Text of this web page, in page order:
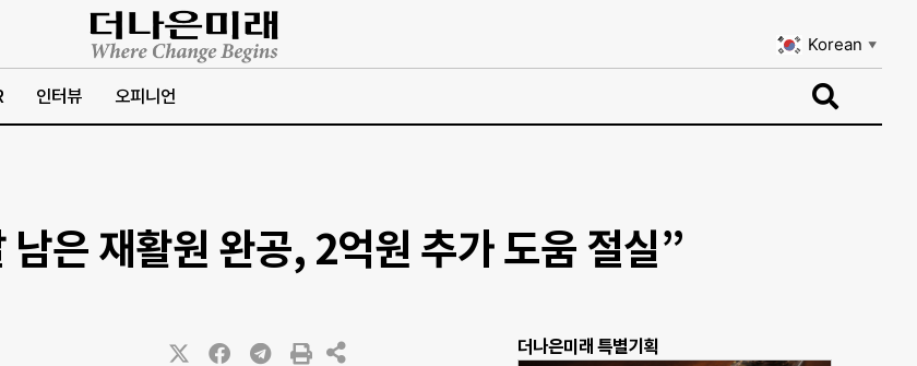
Korean ▼
인터뷰 오피니언
은 재활원 완공, 2억원 추가 도움 절실”
더나은미래 특별기획